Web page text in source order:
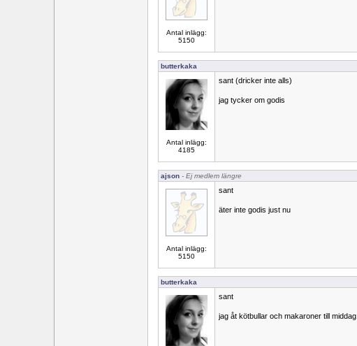
Antal inlägg:
5150
butterkaka
Antal inlägg:
4185
sant (dricker inte alls)
jag tycker om godis
ajson - Ej medlem längre
Antal inlägg:
5150
sant
äter inte godis just nu
butterkaka
sant
jag åt kötbullar och makaroner till middag.